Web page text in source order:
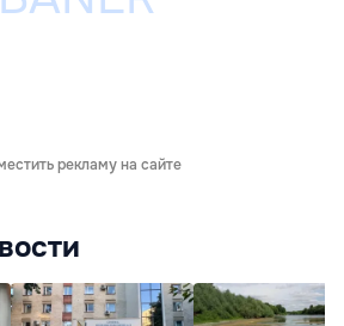
рекламу на сайте